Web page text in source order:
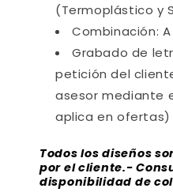
(Termoplástico y
Combinación:
Grabado de
petición del
asesor mediante
aplica en ofertas)
Todos los diseños
por el cliente.-
disponibilidad de